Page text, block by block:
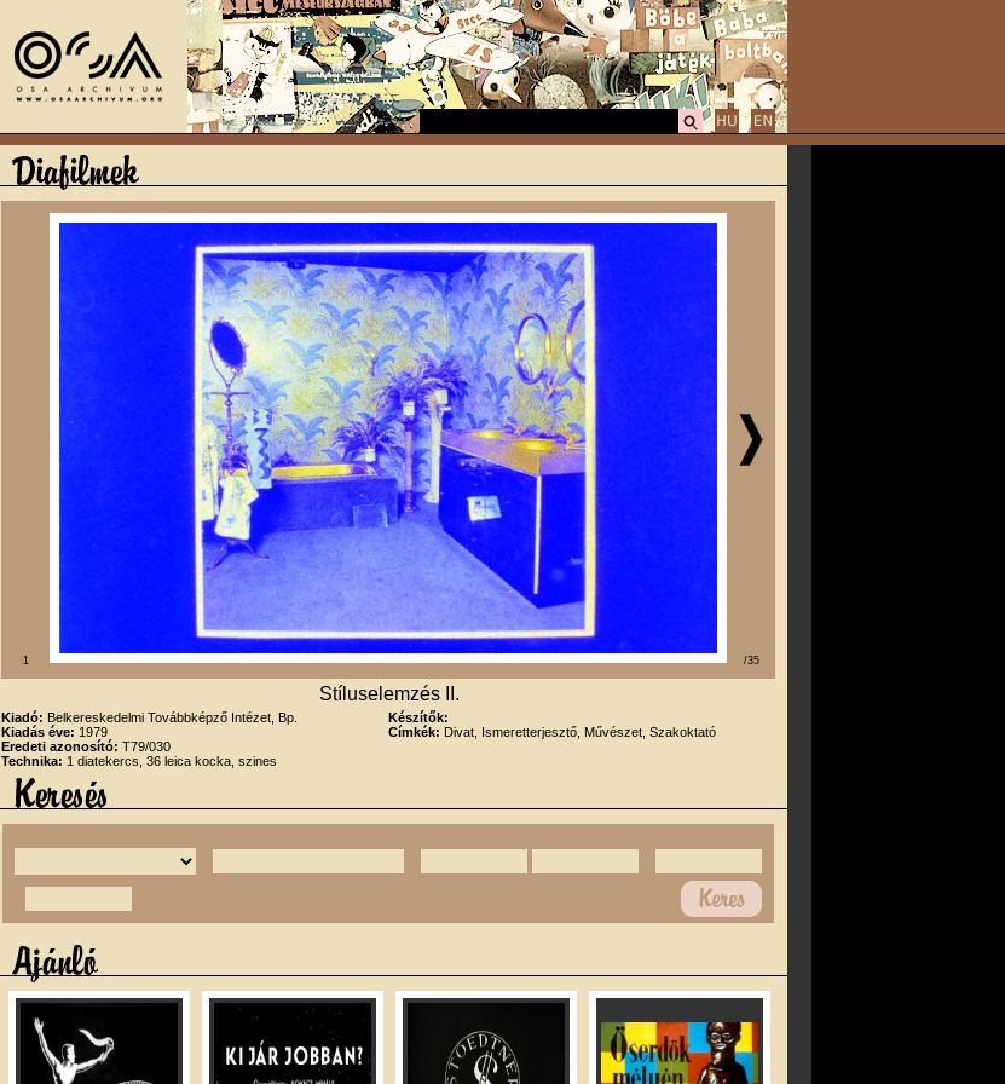
1 /35
Stíluselemzés II.
Kiadó: Belkereskedelmi Továbbképző Intézet, Bp.
Kiadás éve: 1979
Eredeti azonosító: T79/030
Technika: 1 diatekercs, 36 leica kocka, szines
Készítők:
Címkék: Divat, Ismeretterjesztő, Művészet, Szakoktató